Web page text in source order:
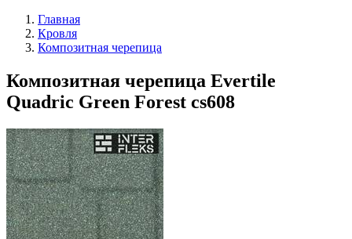
Главная
Кровля
Композитная черепица
Композитная черепица Evertile
Quadric Green Forest cs608